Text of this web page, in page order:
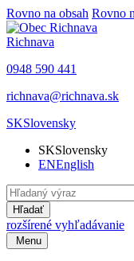
Rovno na obsah Rovno
Richnava
0948 590 441
richnava@richnava.sk
SKSlovensky
SKSlovensky
ENEnglish
Hľadať
rozšírené vyhľadávanie
Menu